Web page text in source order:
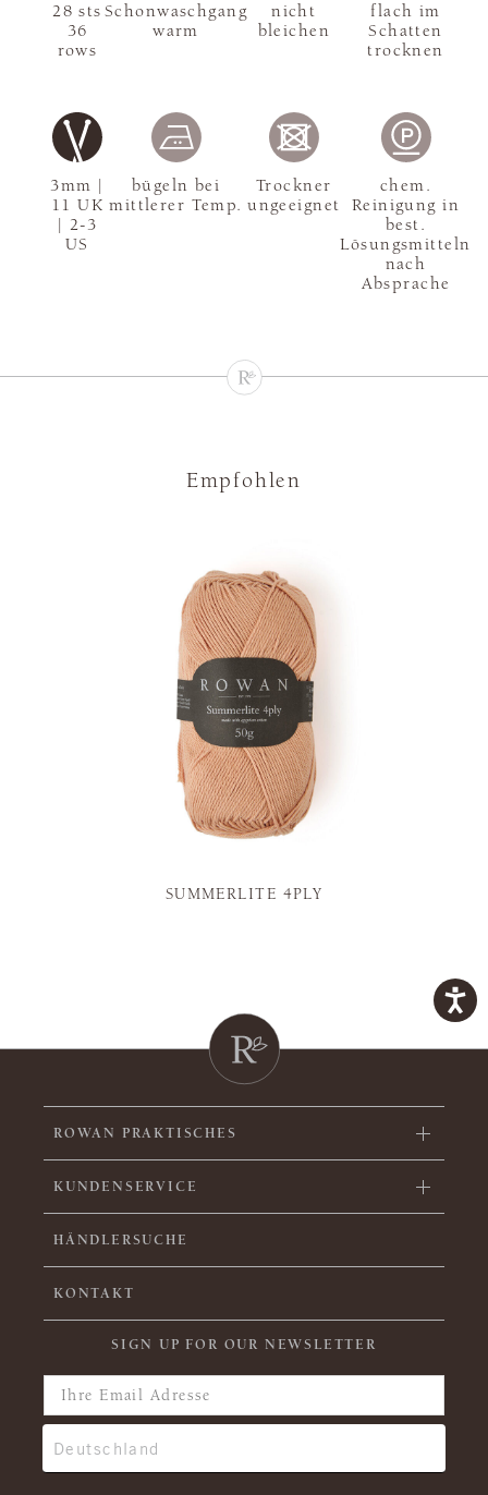
3mm |
11 UK
| 2-3
US
28 sts
36
rows
Schonwaschgang
warm
nicht
bleichen
flach im
Schatten
trocknen
bügeln bei
mittlerer Temp.
Trockner
ungeeignet
chem.
Reinigung in
best.
Lösungsmitteln
nach
Absprache
Empfohlen
SUMMERLITE 4PLY
ROWAN PRAKTISCHES
KUNDENSERVICE
HÄNDLERSUCHE
KONTAKT
SIGN UP FOR OUR NEWSLETTER